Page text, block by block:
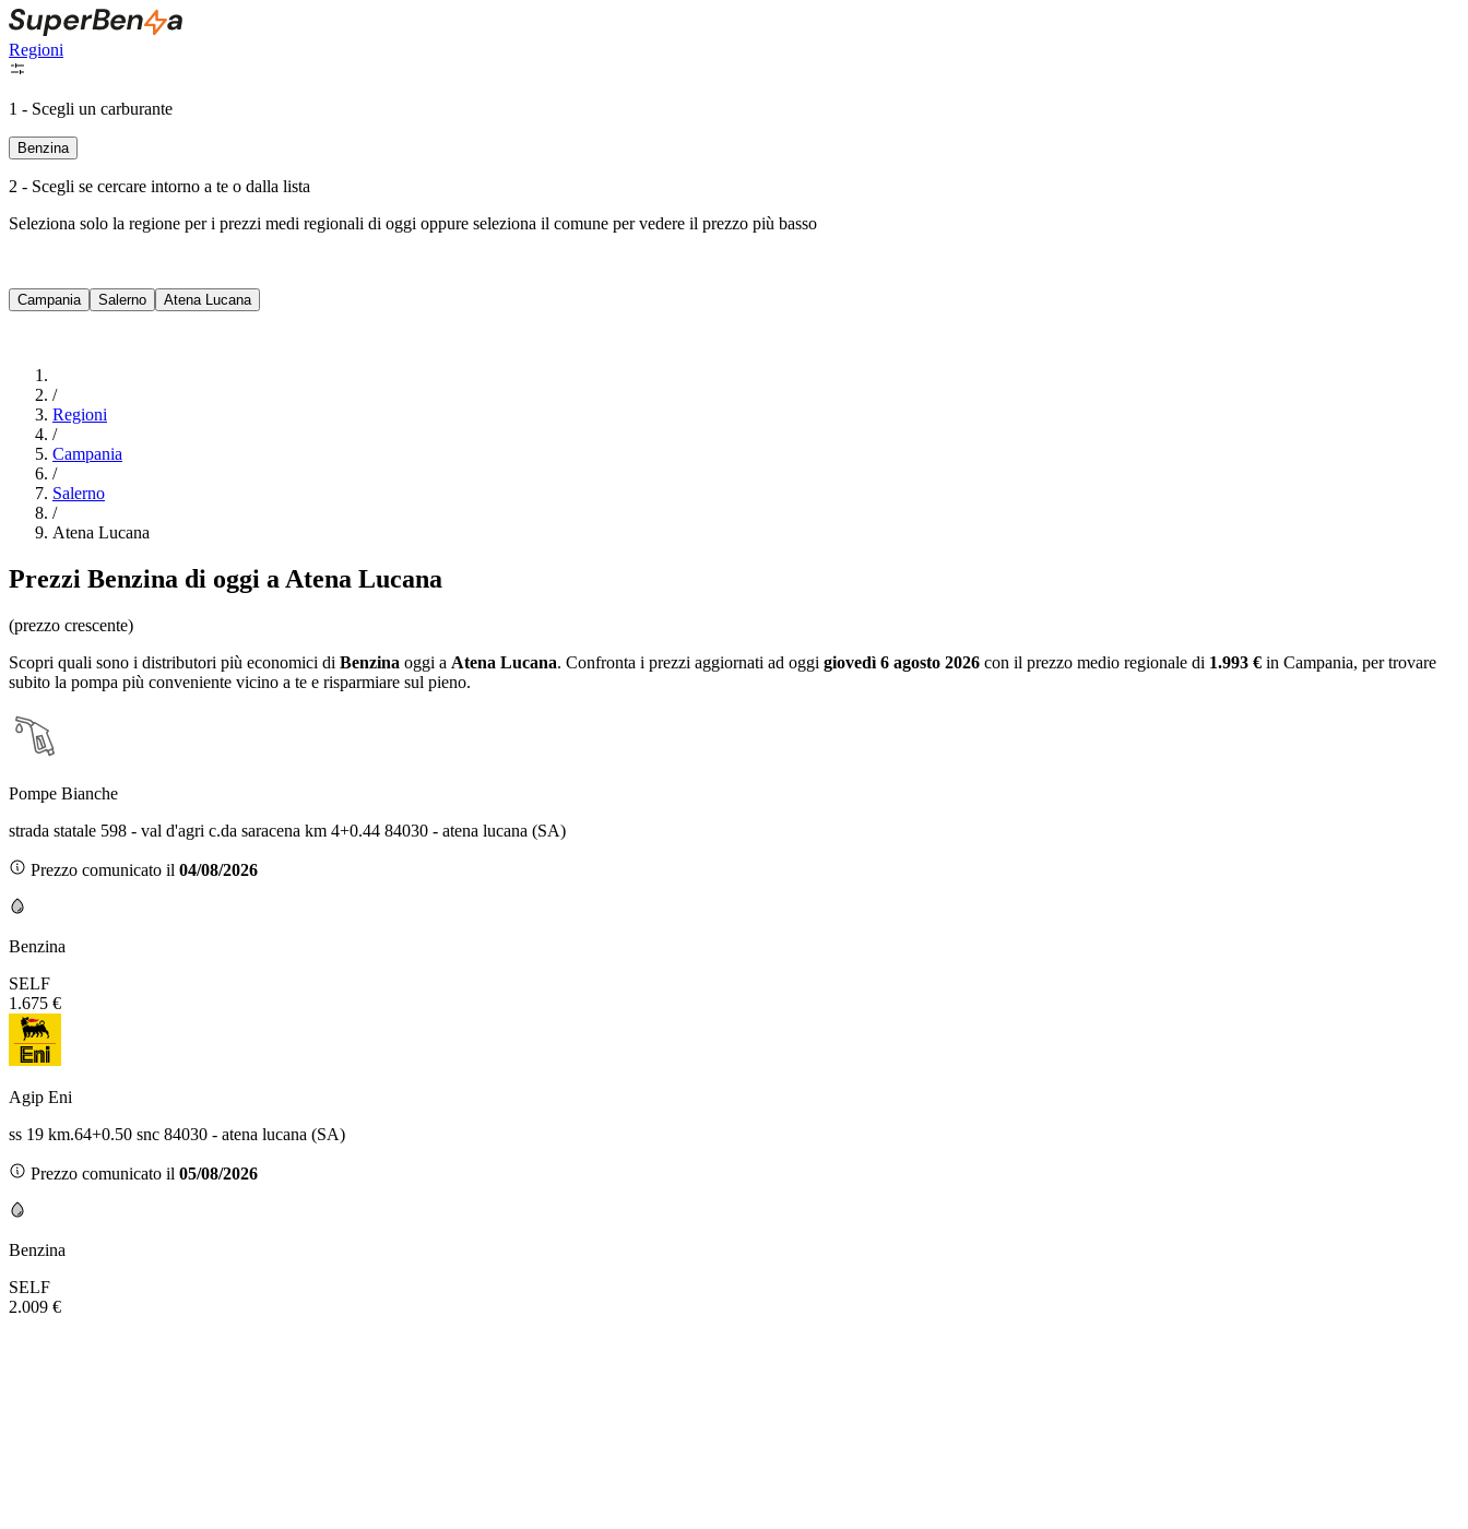
Regioni
1 - Scegli un carburante
Benzina
2 - Scegli se cercare intorno a te o dalla lista
Seleziona solo la regione per i prezzi medi regionali di oggi oppure seleziona il comune per vedere il prezzo più basso
Campania Salerno Atena Lucana
/
Regioni
/
Campania
/
Salerno
/
Atena Lucana
Prezzi Benzina di oggi a Atena Lucana
(prezzo crescente)
Scopri quali sono i distributori più economici di Benzina oggi a Atena Lucana. Confronta i prezzi aggiornati ad oggi giovedì 6 agosto 2026 con il prezzo medio regionale di 1.993 € in Campania, per trovare
subito la pompa più conveniente vicino a te e risparmiare sul pieno.
Pompe Bianche
strada statale 598 - val d'agri c.da saracena km 4+0.44 84030 - atena lucana (SA)
Prezzo comunicato il 04/08/2026
Benzina
SELF
1.675 €
Agip Eni
ss 19 km.64+0.50 snc 84030 - atena lucana (SA)
Prezzo comunicato il 05/08/2026
Benzina
SELF
2.009 €